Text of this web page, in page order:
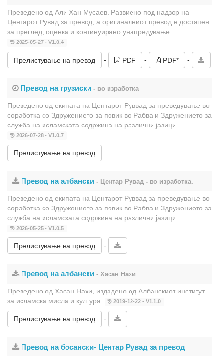
Преведено од Али Хан Мусаев. Развиено под надзор на
Центарот Рувад за превод, а оригиналниот превод е достапен
за преглед, оценка и континуирано унапредување.
2025-05-27 - V1.0.4
Прелистување на превод - PDF - PDF* -
Превод на грузиски - во изработка
Преведено од екипата на Центарот Руввад за преведување во
соработка со Здружението за повик во Рабва и Здружението за
служба на исламската содржина на различни јазици.
2026-07-28 - V1.0.7
Прелистување на превод
Превод на албански - Центар Рувад - во изработка.
Преведено од екипата на Центарот Руввад за преведување во
соработка со Здружението за повик во Рабва и Здружението за
служба на исламската содржина на различни јазици.
2026-05-25 - V1.0.5
Прелистување на превод -
Превод на албански - Хасан Нахи
Преведено од Хасан Нахи, издадено од Албанскиот институт
за исламска мисла и култура.
2019-12-22 - V1.1.0
Прелистување на превод -
Превод на босански- Центар Рувад за превод